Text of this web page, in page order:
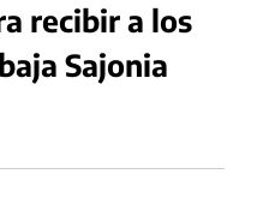
recibir a los
Sajonia